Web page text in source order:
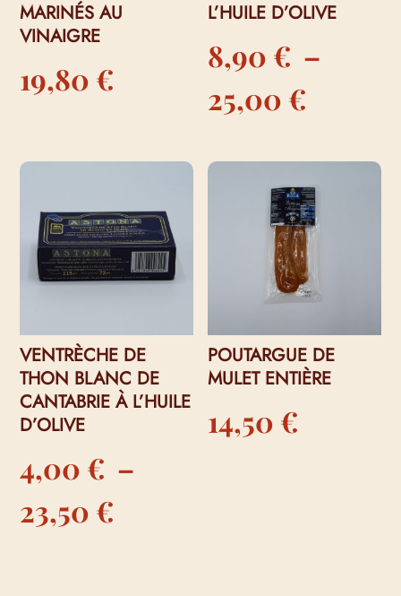
MARINÉS AU
VINAIGRE
19,80 €
L’HUILE D’OLIVE
8,90 € –
25,00 €
prix :
8,90 €
à
VENTRÈCHE DE
THON BLANC DE
CANTABRIE À L’HUILE
D’OLIVE
4,00 € –
23,50 €
POUTARGUE DE
MULET ENTIÈRE
14,50 €